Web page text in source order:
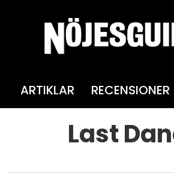
ARTIKLAR RECENSIONER
Last